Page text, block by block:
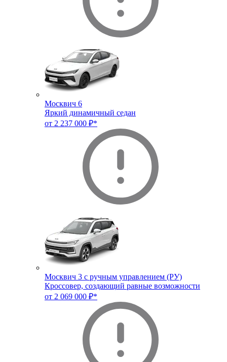
Москвич 6
Яркий динамичный седан
от 2 237 000 ₽*
Москвич 3 с ручным управлением (РУ)
Кроссовер, создающий равные возможности
от 2 069 000 ₽*